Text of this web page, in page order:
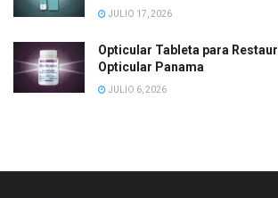
JULIO 17, 2026
Opticular Tableta para
Opticular Panama
JULIO 6, 2026